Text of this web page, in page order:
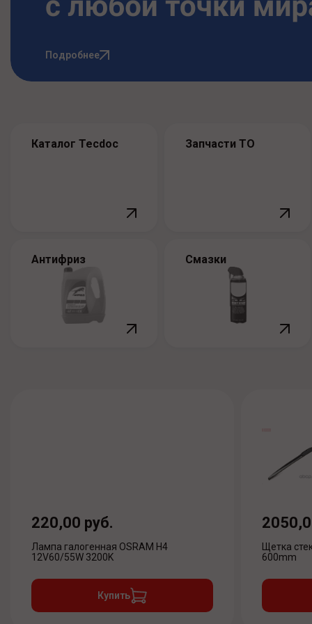
Подробнее
Каталог Tecdoc Запчасти ТО
Антифриз Смазки
Лампа галогенная OSRAM H4
12V60/55W 3200K
220,00 руб.
Купить
Щетка
600mm